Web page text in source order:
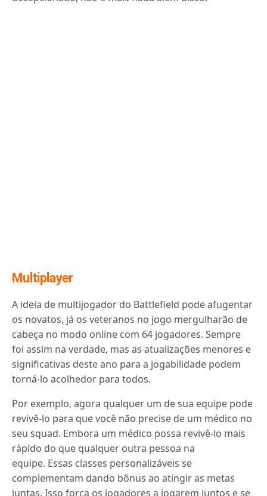
Multiplayer
A ideia de multijogador do Battlefield pode afugentar
os novatos, já os veteranos no jogo mergulharão de
cabeça no modo online com 64 jogadores. Sempre
foi assim na verdade, mas as atualizações menores e
significativas deste ano para a jogabilidade podem
torná-lo acolhedor para todos.
Por exemplo, agora qualquer um de sua equipe pode
revivê-lo para que você não precise de um médico no
seu squad. Embora um médico possa revivê-lo mais
rápido do que qualquer outra pessoa na
equipe. Essas classes personalizáveis ​​se
complementam dando bônus ao atingir as metas
juntas. Isso força os jogadores a jogarem juntos e se